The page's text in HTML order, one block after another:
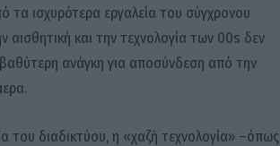
τα ισχυρότερα εργαλεία του σύγχρονου
αισθητική και την τεχνολογία των 00s δεν
ανάγκη για αποσύνδεση από την
του διαδικτύου, η «χαζή τεχνολογία» –όπως